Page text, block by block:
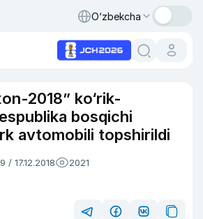
O‘zbekcha
2018” ko‘rik-
bosqichi
avtomobili topshirildi
/ 17.12.2018 2021